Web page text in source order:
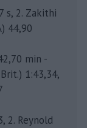
s, 2. Zakithi
44,90
min -
1:43,34,
2. Reynold